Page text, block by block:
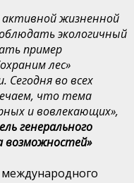
активной жизненной
экологичный
пример
лес»
во всех
что тема
и вовлекающих»,
генерального
возможностей»